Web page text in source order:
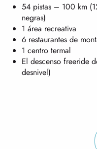
54 pistas – 100 km
negras)
1 área recreativa
6 restaurantes de
1 centro termal
El descenso freeride
desnivel)